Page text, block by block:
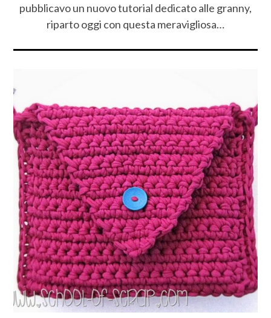
pubblicavo un nuovo tutorial dedicato alle granny,
riparto oggi con questa meravigliosa…